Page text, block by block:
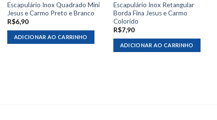
Escapulário Inox Quadrado Mini
Jesus e Carmo Preto e Branco
R$6,90
ADICIONAR AO CARRINHO
Escapulário Inox Retangular
Borda Fina Jesus e Carmo
Colorido
R$7,90
ADICIONAR AO CARRINHO